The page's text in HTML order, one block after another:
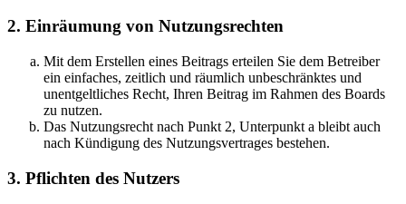
2. Einräumung von Nutzungsrechten
Mit dem Erstellen eines Beitrags erteilen Sie dem Betreiber
ein einfaches, zeitlich und räumlich unbeschränktes und
unentgeltliches Recht, Ihren Beitrag im Rahmen des Boards
zu nutzen.
Das Nutzungsrecht nach Punkt 2, Unterpunkt a bleibt auch
nach Kündigung des Nutzungsvertrages bestehen.
3. Pflichten des Nutzers